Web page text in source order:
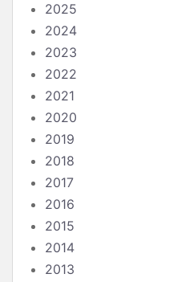
2025
2024
2023
2022
2021
2020
2019
2018
2017
2016
2015
2014
2013